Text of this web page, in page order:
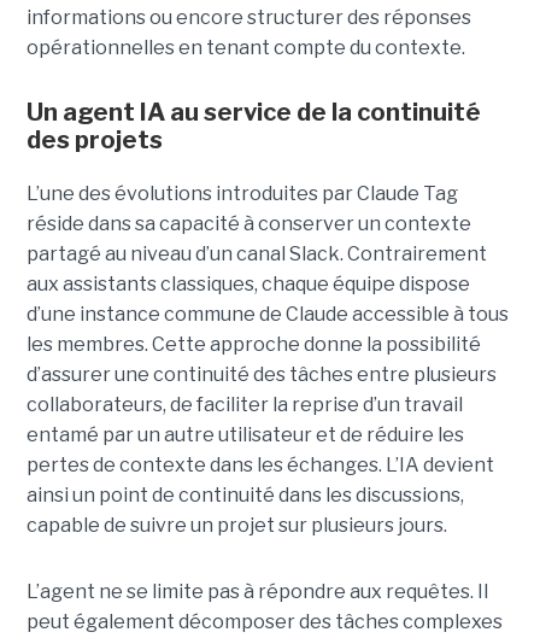
informations ou encore structurer des réponses
opérationnelles en tenant compte du contexte.
Un agent IA au service de la continuité
des projets
L’une des évolutions introduites par Claude Tag
réside dans sa capacité à conserver un contexte
partagé au niveau d’un canal Slack. Contrairement
aux assistants classiques, chaque équipe dispose
d’une instance commune de Claude accessible à tous
les membres. Cette approche donne la possibilité
d’assurer une continuité des tâches entre plusieurs
collaborateurs, de faciliter la reprise d’un travail
entamé par un autre utilisateur et de réduire les
pertes de contexte dans les échanges. L’IA devient
ainsi un point de continuité dans les discussions,
capable de suivre un projet sur plusieurs jours.
L’agent ne se limite pas à répondre aux requêtes. Il
peut également décomposer des tâches complexes